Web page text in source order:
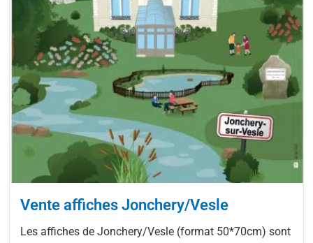
Vente affiches Jonchery/Vesle
Les affiches de Jonchery/Vesle (format 50*70cm) sont